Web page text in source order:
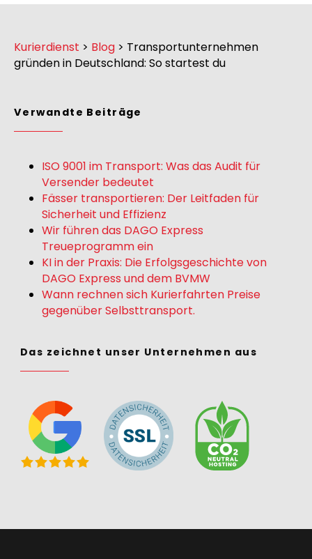
Kurierdienst > Blog > Transportunternehmen
gründen in Deutschland: So startest du
Verwandte Beiträge
ISO 9001 im Transport: Was das Audit für
Versender bedeutet
Fässer transportieren: Der Leitfaden für
Sicherheit und Effizienz
Wir führen das DAGO Express
Treueprogramm ein
KI in der Praxis: Die Erfolgsgeschichte von
DAGO Express und dem BVMW
Wann rechnen sich Kurierfahrten Preise
gegenüber Selbsttransport.
Das zeichnet unser Unternehmen aus